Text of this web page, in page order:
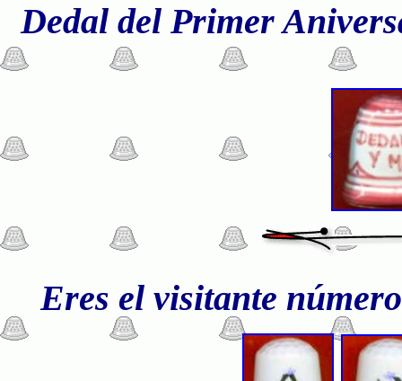
Dedal del Primer
Eres el visitante